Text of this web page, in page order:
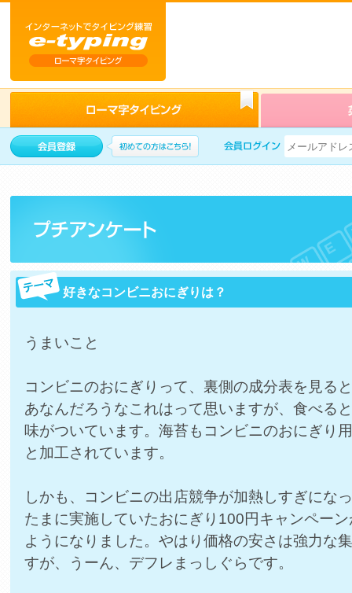
好きなコンビニおにぎりは？
うまいこと
コンビニのおにぎりって、裏側の成分表を見る
あなんだろうなこれはって思いますが、食べる
味がついています。海苔もコンビニのおにぎり
と加工されています。
しかも、コンビニの出店競争が加熱しすぎにな
たまに実施していたおにぎり100円キャンペー
ようになりました。やはり価格の安さは強力な
すが、うーん、デフレまっしぐらです。